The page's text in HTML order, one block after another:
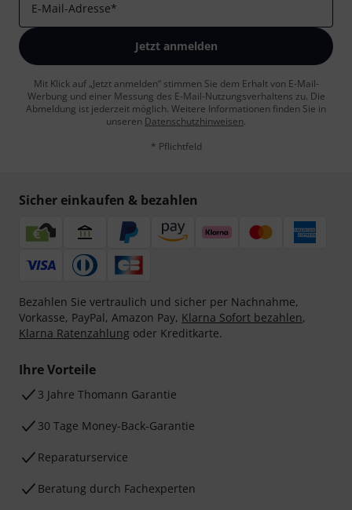
E-Mail-Adresse*
Jetzt anmelden
Mit Klick auf „Jetzt anmelden“ stimmen Sie dem Erhalt von E-Mail-
Werbung und einer Messung des E-Mail-Nutzungsverhaltens zu. Die
Abmeldung ist jederzeit möglich. Weitere Informationen finden Sie in
unseren Datenschutzhinweisen.
* Pflichtfeld
Sicher einkaufen & bezahlen
Bezahlen Sie vertraulich und sicher per Nachnahme,
Vorkasse, PayPal, Amazon Pay, Klarna Sofort bezahlen,
Klarna Ratenzahlung oder Kreditkarte.
Ihre Vorteile
3 Jahre Thomann Garantie
30 Tage Money-Back-Garantie
Reparaturservice
Beratung durch Fachexperten